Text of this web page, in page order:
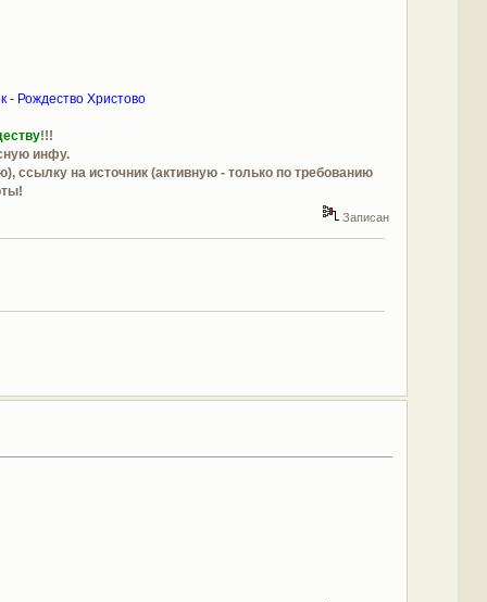
- Рождество Христово
!!!
инфу.
ссылку на источник (активную - только по требованию
Записан